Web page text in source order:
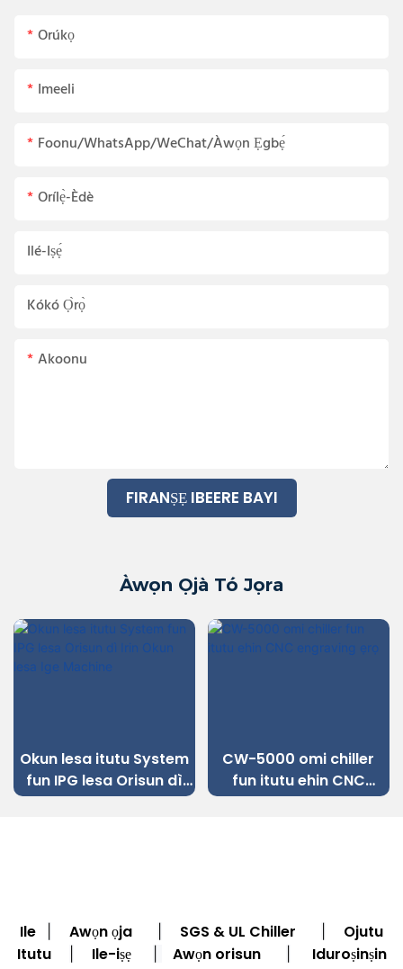
Orúkọ
Imeeli
Foonu/WhatsApp/WeChat/Àwọn Ẹgbẹ́
Orílẹ̀-Èdè
Ilé-Iṣẹ́
Kókó Ọ̀rọ̀
Akoonu
FIRANṢẸ IBEERE BAYI
Àwọn Ọjà Tó Jọra
Okun lesa itutu System
fun IPG lesa Orisun dì
Irin Okun lesa Ige
CW-5000 omi chiller
fun itutu ehin CNC
engraving ẹrọ
Ile Awọn ọja SGS & UL Chiller
Ojutu
Itutu
Ile-iṣẹ Awọn orisun Iduroṣinṣin